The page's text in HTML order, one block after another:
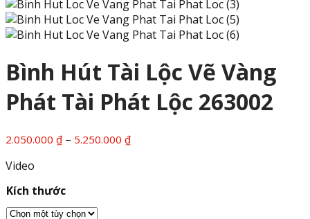
Bình Hút Tài Lộc Vẽ Vàng
Phát Tài Phát Lộc 263002
2.050.000 ₫ – 5.250.000 ₫Khoảng
Video
Kích thước